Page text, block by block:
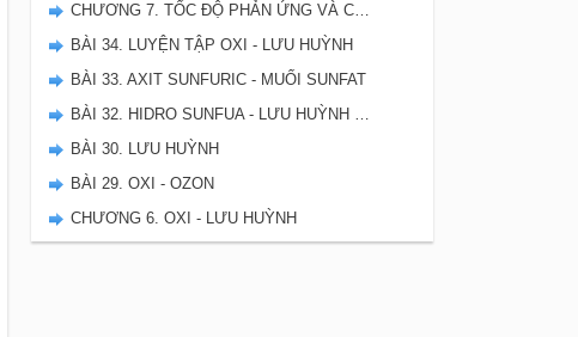
CHƯƠNG 7. TỐC ĐỘ PHẢN ỨNG VÀ CÂN BẰNG HÓA HỌC - SBT HÓA 10
BÀI 34. LUYỆN TẬP OXI - LƯU HUỲNH
BÀI 33. AXIT SUNFURIC - MUỐI SUNFAT
BÀI 32. HIDRO SUNFUA - LƯU HUỲNH DIOXIT - LƯU HUYNH TRIOXIT
BÀI 30. LƯU HUỲNH
BÀI 29. OXI - OZON
CHƯƠNG 6. OXI - LƯU HUỲNH